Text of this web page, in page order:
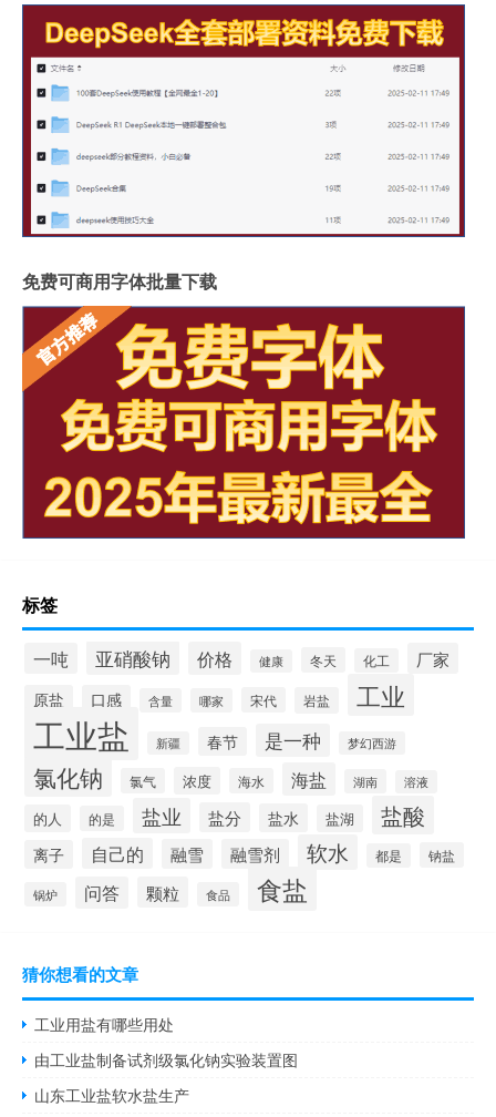
免费可商用字体批量下载
标签
一吨 亚硝酸钠 价格 健康 冬天 化工 厂家
原盐 口感 含量 哪家 宋代 岩盐 工业
工业盐 新疆 春节 是一种 梦幻西游
氯化钠 氯气 浓度 海水 海盐 湖南 溶液
的人 的是 盐业 盐分 盐水 盐湖 盐酸
离子 自己的 融雪 融雪剂 软水 都是 钠盐
锅炉 问答 颗粒 食品 食盐
猜你想看的文章
工业用盐有哪些用处
由工业盐制备试剂级氯化钠实验装置图
山东工业盐软水盐生产